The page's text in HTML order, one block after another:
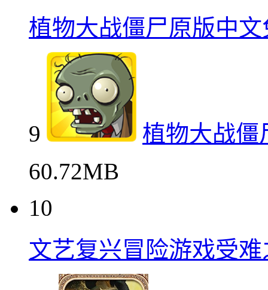
植物大战僵尸原版中
9
植物大战僵
60.72MB
10
文艺复兴冒险游戏受